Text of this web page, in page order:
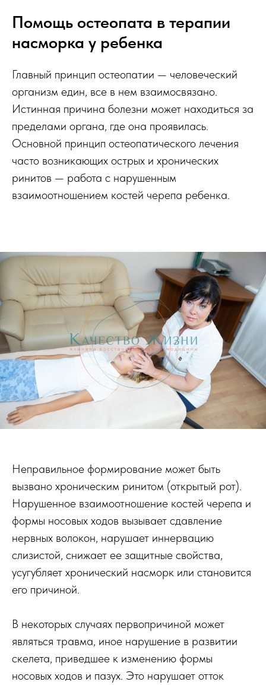
Помощь остеопата в терапии
насморка у ребенка
Главный принцип остеопатии — человеческий
организм един, все в нем взаимосвязано.
Истинная причина болезни может находиться за
пределами органа, где она проявилась.
Основной принцип остеопатического лечения
часто возникающих острых и хронических
ринитов — работа с нарушенным
взаимоотношением костей черепа ребенка.
Неправильное формирование может быть
вызвано хроническим ринитом (открытый рот).
Нарушенное взаимоотношение костей черепа и
формы носовых ходов вызывает сдавление
нервных волокон, нарушает иннервацию
слизистой, снижает ее защитные свойства,
усугубляет хронический насморк или становится
его причиной.
В некоторых случаях первопричиной может
являться травма, иное нарушение в развитии
скелета, приведшее к изменению формы
носовых ходов и пазух. Это нарушает отток